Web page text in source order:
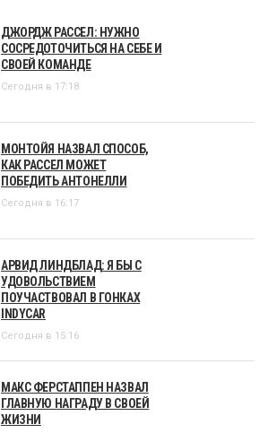
ДЖОРДЖ РАССЕЛ: НУЖНО
СОСРЕДОТОЧИТЬСЯ НА СЕБЕ И
СВОЕЙ КОМАНДЕ
Сегодня в 17:18
МОНТОЙЯ НАЗВАЛ СПОСОБ,
КАК РАССЕЛ МОЖЕТ
ПОБЕДИТЬ АНТОНЕЛЛИ
Сегодня в 16:17
АРВИД ЛИНДБЛАД: Я БЫ С
УДОВОЛЬСТВИЕМ
ПОУЧАСТВОВАЛ В ГОНКАХ
INDYCAR
Сегодня в 15:16
МАКС ФЕРСТАППЕН НАЗВАЛ
ГЛАВНУЮ НАГРАДУ В СВОЕЙ
ЖИЗНИ